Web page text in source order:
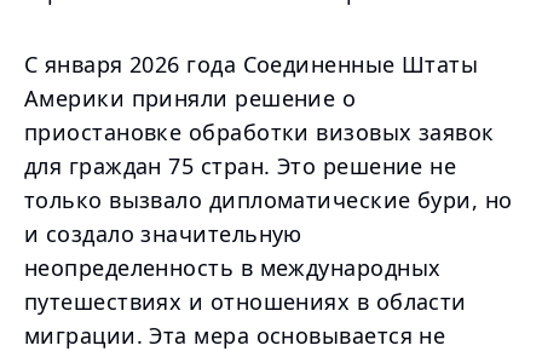
С января 2026 года Соединенные Штаты
Америки приняли решение о
приостановке обработки визовых заявок
для граждан 75 стран. Это решение не
только вызвало дипломатические бури, но
и создало значительную
неопределенность в международных
путешествиях и отношениях в области
миграции. Эта мера основывается не